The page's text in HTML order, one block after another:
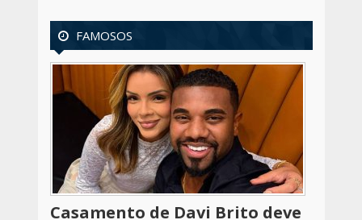
FAMOSOS
Casamento de Davi Brito deve